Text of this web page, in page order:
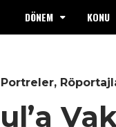
DÖNEM KONU
Portreler,